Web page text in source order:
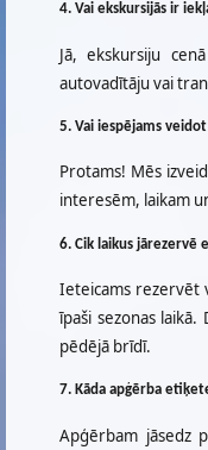
4. Vai ekskursijās ir
Jā, ekskursiju
autovadītāju vai
5. Vai iespējams
Protams! Mēs
interesēm, laikam
6. Cik laikus jārezervē
Ieteicams rezervēt
īpaši sezonas
pēdējā brīdī.
7. Kāda apģērba
Apģērbam jāsedz